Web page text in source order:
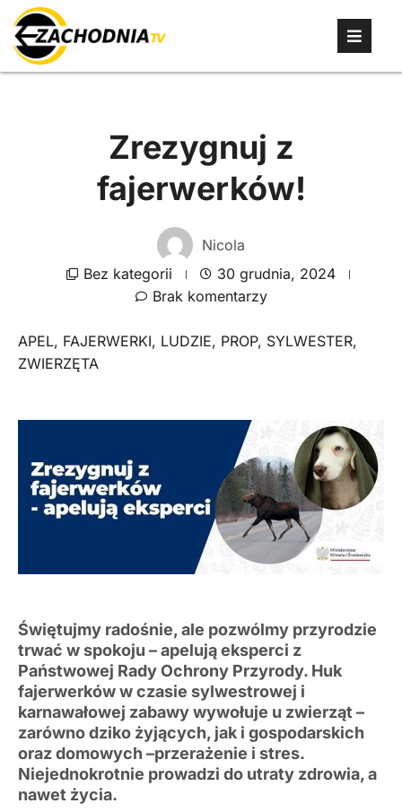
Zrezygnuj z
fajerwerków!
Nicola
Bez kategorii
30 grudnia, 2024
Brak komentarzy
APEL, FAJERWERKI, LUDZIE, PROP, SYLWESTER,
ZWIERZĘTA
Świętujmy radośnie, ale pozwólmy przyrodzie
trwać w spokoju – apelują eksperci z
Państwowej Rady Ochrony Przyrody. Huk
fajerwerków w czasie sylwestrowej i
karnawałowej zabawy wywołuje u zwierząt –
zarówno dziko żyjących, jak i gospodarskich
oraz domowych –przerażenie i stres.
Niejednokrotnie prowadzi do utraty zdrowia, a
nawet życia.